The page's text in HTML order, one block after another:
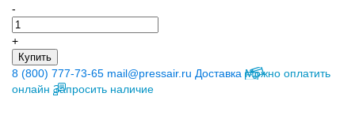
-
+
Купить
8 (800) 777-73-65 mail@pressair.ru Доставка Можно оплатить
онлайн Запросить наличие